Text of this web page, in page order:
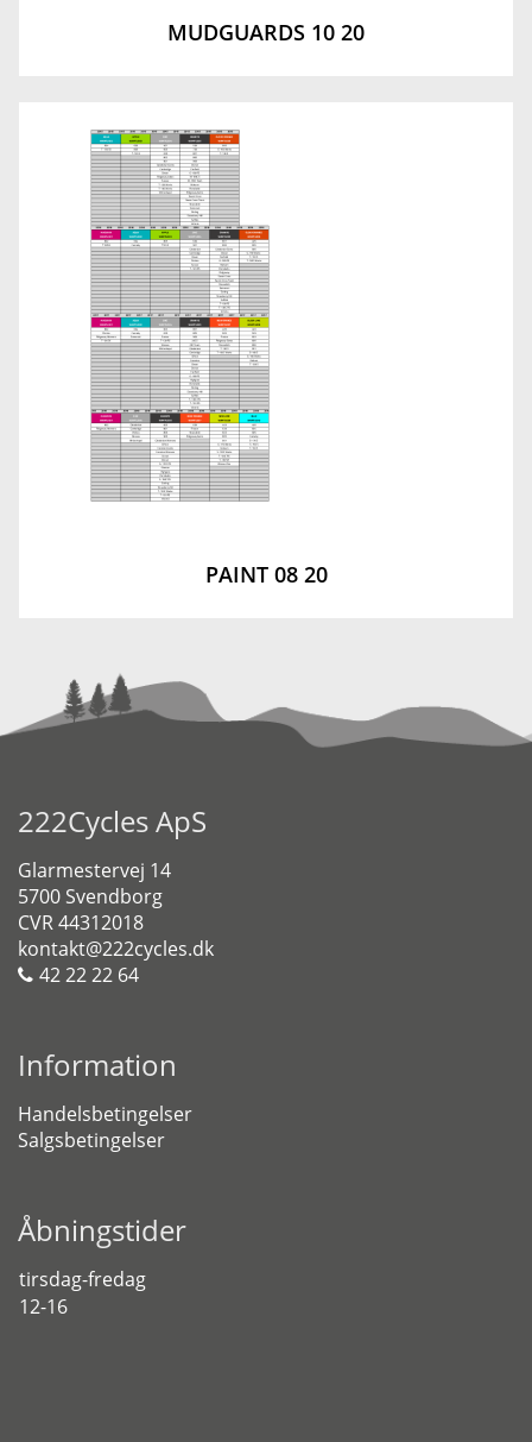
MUDGUARDS 10 20
PAINT 08 20
222Cycles ApS
Glarmestervej 14
5700 Svendborg
CVR 44312018
kontakt@222cycles.dk
42 22 22 64
Information
Handelsbetingelser
Salgsbetingelser
Åbningstider
tirsdag-fredag
12-16